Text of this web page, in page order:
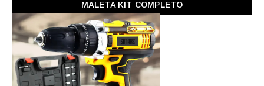
MALETA KIT COMPLETO